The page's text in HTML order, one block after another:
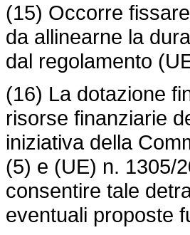
(15) Occorre
da allinearne la
dal regolamento
(16) La dotazione
risorse finanziarie
iniziativa della
(5) e (UE) n. 1305/
consentire tale
eventuali proposte